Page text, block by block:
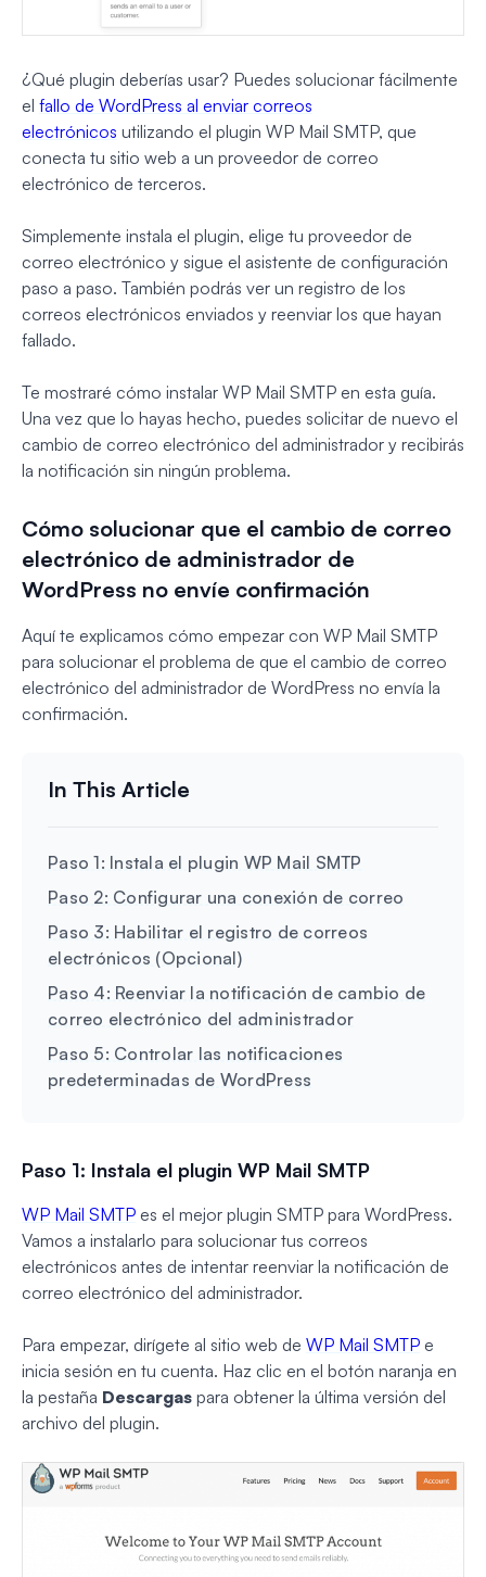
¿Qué plugin deberías usar? Puedes solucionar fácilmente
el fallo de WordPress al enviar correos
electrónicos utilizando el plugin WP Mail SMTP, que
conecta tu sitio web a un proveedor de correo
electrónico de terceros.
Simplemente instala el plugin, elige tu proveedor de
correo electrónico y sigue el asistente de configuración
paso a paso. También podrás ver un registro de los
correos electrónicos enviados y reenviar los que hayan
fallado.
Te mostraré cómo instalar WP Mail SMTP en esta guía.
Una vez que lo hayas hecho, puedes solicitar de nuevo el
cambio de correo electrónico del administrador y recibirás
la notificación sin ningún problema.
Cómo solucionar que el cambio de correo
electrónico de administrador de
WordPress no envíe confirmación
Aquí te explicamos cómo empezar con WP Mail SMTP
para solucionar el problema de que el cambio de correo
electrónico del administrador de WordPress no envía la
confirmación.
Paso 1: Instala el plugin WP Mail SMTP
Paso 2: Configurar una conexión de correo
Paso 3: Habilitar el registro de correos
electrónicos (Opcional)
Paso 4: Reenviar la notificación de cambio de
correo electrónico del administrador
Paso 5: Controlar las notificaciones
predeterminadas de WordPress
Paso 1: Instala el plugin WP Mail SMTP
WP Mail SMTP es el mejor plugin SMTP para WordPress.
Vamos a instalarlo para solucionar tus correos
electrónicos antes de intentar reenviar la notificación de
correo electrónico del administrador.
Para empezar, dirígete al sitio web de WP Mail SMTP e
inicia sesión en tu cuenta. Haz clic en el botón naranja en
la pestaña Descargas para obtener la última versión del
archivo del plugin.